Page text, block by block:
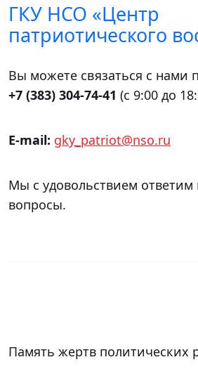
ГКУ НСО «Центр
патриотического
Вы можете связаться с нами
+7 (383) 304-74-41 (с 9:00 до
E-mail: gky_patriot@nso.ru
Мы с удовольствием ответим
вопросы.
Память жертв политических